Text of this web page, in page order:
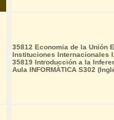
35812 Economia de la Unión
Instituciones Internacionales
35819 Introducción a la
Aula INFORMÀTICA S302